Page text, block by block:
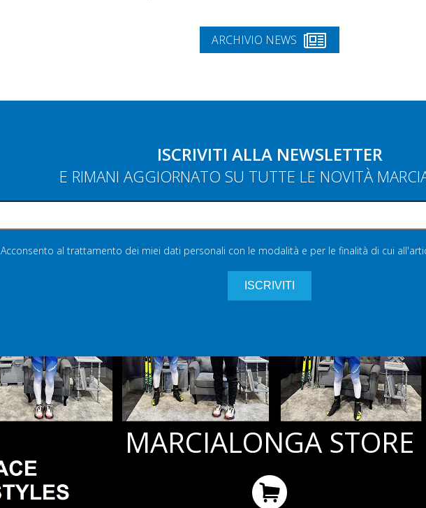
ARCHIVIO NEWS
ISCRIVITI ALLA NEWSLETTER
E RIMANI AGGIORNATO SU TUTTE LE NOVITÀ
Acconsento al trattamento dei miei dati personali con le modalità e per le finalità di cui
MARCIALONGA STORE